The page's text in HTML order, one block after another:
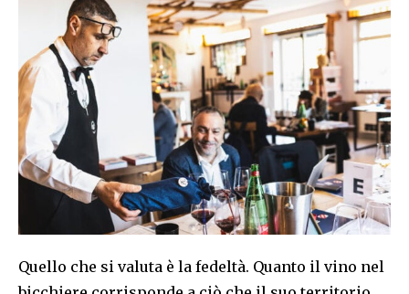
Quello che si valuta è la fedeltà. Quanto il vino nel